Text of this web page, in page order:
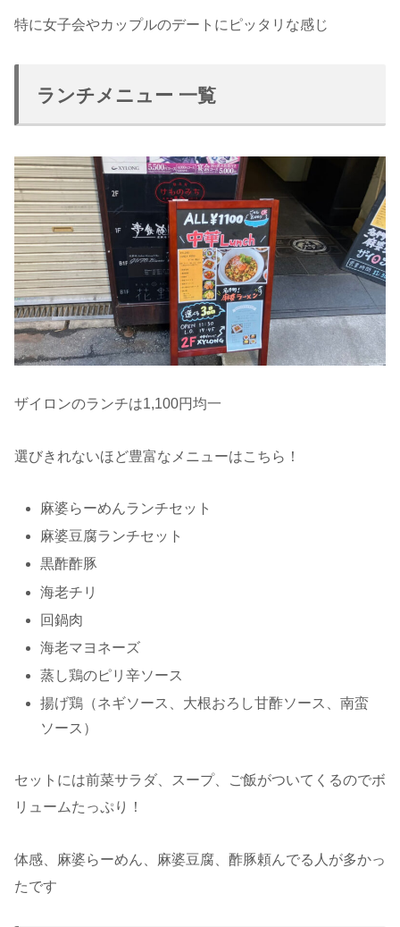
特に女子会やカップルのデートにピッタリな感じ
ランチメニュー 一覧
ザイロンのランチは1,100円均一
選びきれないほど豊富なメニューはこちら！
麻婆らーめんランチセット
麻婆豆腐ランチセット
黒酢酢豚
海老チリ
回鍋肉
海老マヨネーズ
蒸し鶏のピリ辛ソース
揚げ鶏（ネギソース、大根おろし甘酢ソース、南蛮
ソース）
セットには前菜サラダ、スープ、ご飯がついてくるのでボ
リュームたっぷり！
体感、麻婆らーめん、麻婆豆腐、酢豚頼んでる人が多かっ
たです